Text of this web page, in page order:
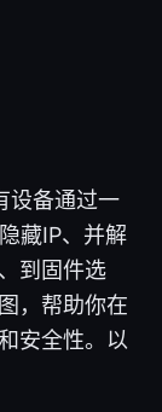
设备通过一
藏IP、并解
到固件选
，帮助你在
安全性。以